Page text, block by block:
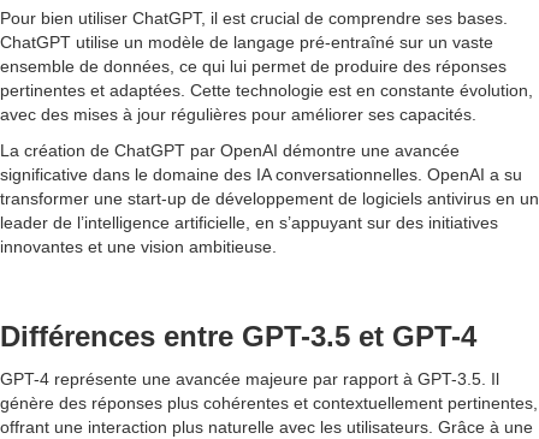
Pour bien utiliser ChatGPT, il est crucial de comprendre ses bases.
ChatGPT utilise un modèle de langage pré-entraîné sur un vaste
ensemble de données, ce qui lui permet de produire des réponses
pertinentes et adaptées. Cette technologie est en constante évolution,
avec des mises à jour régulières pour améliorer ses capacités.
La création de ChatGPT par OpenAI démontre une avancée
significative dans le domaine des IA conversationnelles. OpenAI a su
transformer une start-up de développement de logiciels antivirus en un
leader de l’intelligence artificielle, en s’appuyant sur des initiatives
innovantes et une vision ambitieuse.
Différences entre GPT-3.5 et GPT-4
GPT-4 représente une avancée majeure par rapport à GPT-3.5. Il
génère des réponses plus cohérentes et contextuellement pertinentes,
offrant une interaction plus naturelle avec les utilisateurs. Grâce à une